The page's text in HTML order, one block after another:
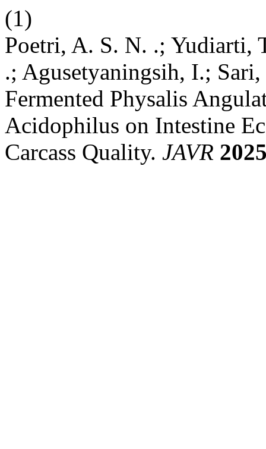
(1)
Poetri, A. S. N. .; Yudiarti,
.; Agusetyaningsih, I.;
Fermented Physalis
Acidophilus on Intestine
Carcass Quality. JAVR